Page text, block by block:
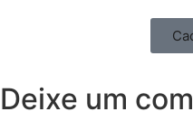
Deixe um